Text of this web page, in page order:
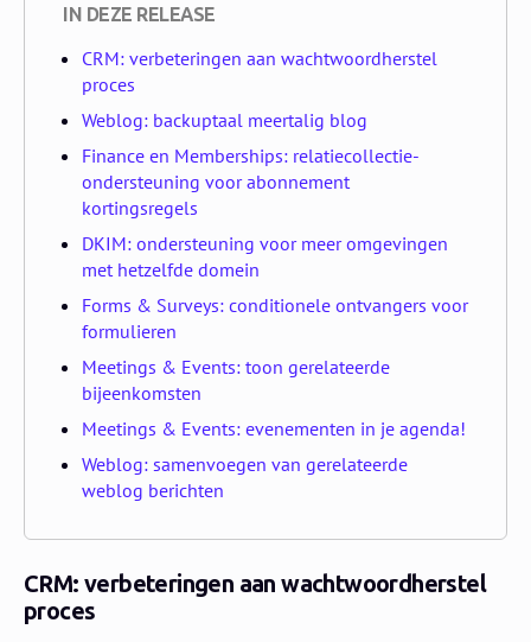
IN DEZE RELEASE
CRM: verbeteringen aan wachtwoordherstel
proces
Weblog: backuptaal meertalig blog
Finance en Memberships: relatiecollectie-
ondersteuning voor abonnement
kortingsregels
DKIM: ondersteuning voor meer omgevingen
met hetzelfde domein
Forms & Surveys: conditionele ontvangers voor
formulieren
Meetings & Events: toon gerelateerde
bijeenkomsten
Meetings & Events: evenementen in je agenda!
Weblog: samenvoegen van gerelateerde
weblog berichten
CRM: verbeteringen aan wachtwoordherstel
proces